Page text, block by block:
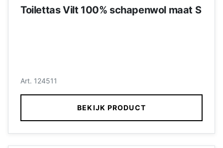
Toilettas Vilt 100% schapenwol maat S
Art. 124511
BEKIJK PRODUCT